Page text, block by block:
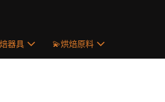
器具 💫烘焙原料